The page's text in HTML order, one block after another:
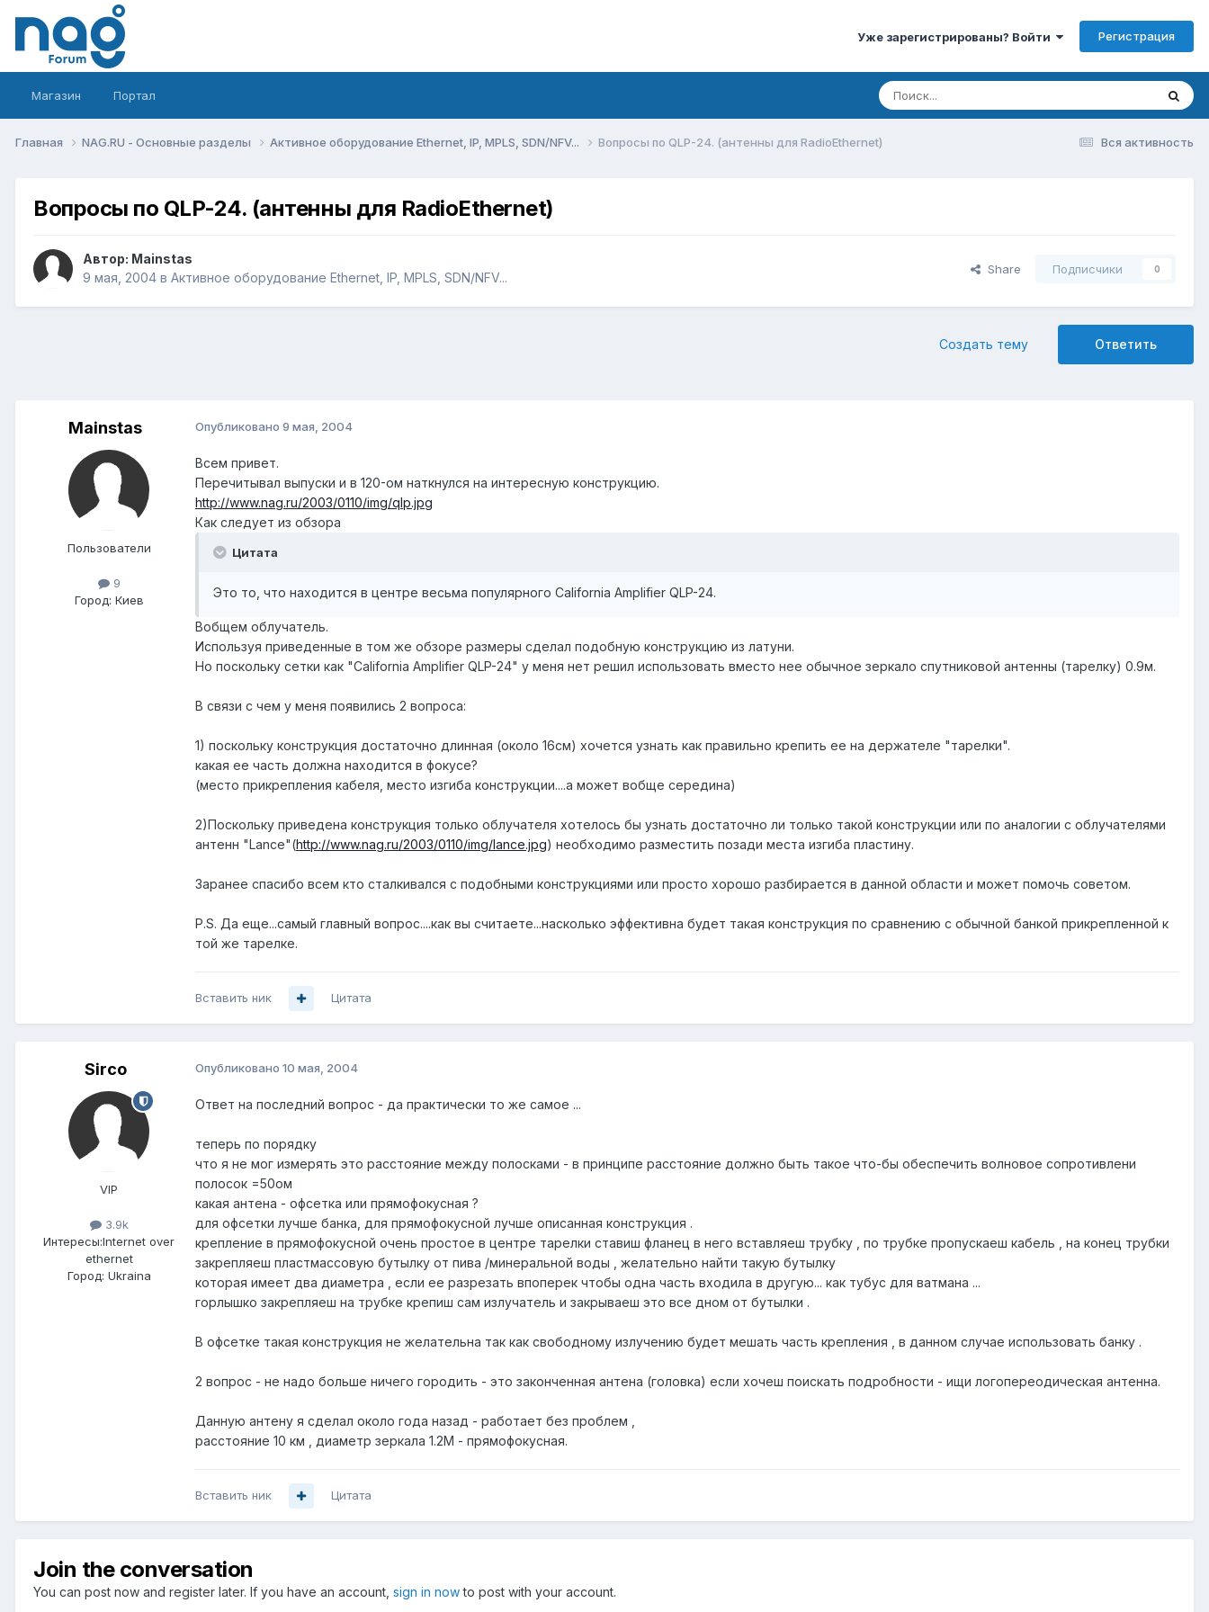
Уже зарегистрированы? Войти Регистрация
Магазин Портал
Вся активность
Главная NAG.RU - Основные разделы Активное оборудование Ethernet, IP, MPLS, SDN/NFV... Вопросы по QLP-24. (антенны для RadioEthernet)
Вопросы по QLP-24. (антенны для RadioEthernet)
Автор: Mainstas
9 мая, 2004 в Активное оборудование Ethernet, IP, MPLS, SDN/NFV...
Share Подписчики 0
Ответить
Создать тему
Mainstas
Пользователи
9
Город: Киев
Опубликовано 9 мая, 2004
Всем привет.
Перечитывал выпуски и в 120-ом наткнулся на интересную конструкцию.
http://www.nag.ru/2003/0110/img/qlp.jpg
Как следует из обзора
Цитата
Это то, что находится в центре весьма популярного California Amplifier QLP-24.
Вобщем облучатель.
Используя приведенные в том же обзоре размеры сделал подобную конструкцию из латуни.
Но поскольку сетки как "California Amplifier QLP-24" у меня нет решил использовать вместо нее обычное зеркало спутниковой антенны (тарелку) 0.9м.
В связи с чем у меня появились 2 вопроса:
1) поскольку конструкция достаточно длинная (около 16см) хочется узнать как правильно крепить ее на держателе "тарелки".
какая ее часть должна находится в фокусе?
(место прикрепления кабеля, место изгиба конструкции....а может вобще середина)
2)Поскольку приведена конструкция только облучателя хотелось бы узнать достаточно ли только такой конструкции или по аналогии с облучателями
антенн "Lance"(http://www.nag.ru/2003/0110/img/lance.jpg) необходимо разместить позади места изгиба пластину.
Заранее спасибо всем кто сталкивался с подобными конструкциями или просто хорошо разбирается в данной области и может помочь советом.
P.S. Да еще...самый главный вопрос....как вы считаете...насколько эффективна будет такая конструкция по сравнению с обычной банкой прикрепленной к
той же тарелке.
Вставить ник Цитата
Sirco
VIP
3.9k
Интересы:Internet over
ethernet
Город: Ukraina
Опубликовано 10 мая, 2004
Ответ на последний вопрос - да практически то же самое ...
теперь по порядку
что я не мог измерять это расстояние между полосками - в принципе расстояние должно быть такое что-бы обеспечить волновое сопротивлени
полосок =50ом
какая антена - офсетка или прямофокусная ?
для офсетки лучше банка, для прямофокусной лучше описанная конструкция .
крепление в прямофокусной очень простое в центре тарелки ставиш фланец в него вставляеш трубку , по трубке пропускаеш кабель , на конец трубки
закрепляеш пластмассовую бутылку от пива /минеральной воды , желательно найти такую бутылку
которая имеет два диаметра , если ее разрезать впоперек чтобы одна часть входила в другую... как тубус для ватмана ...
горлышко закрепляеш на трубке крепиш сам излучатель и закрываеш это все дном от бутылки .
В офсетке такая конструкция не желательна так как свободному излучению будет мешать часть крепления , в данном случае использовать банку .
2 вопрос - не надо больше ничего городить - это законченная антена (головка) если хочеш поискать подробности - ищи логопереодическая антенна.
Данную антену я сделал около года назад - работает без проблем ,
расстояние 10 км , диаметр зеркала 1.2М - прямофокусная.
Вставить ник Цитата
Join the conversation
You can post now and register later. If you have an account, sign in nowto post with your account.